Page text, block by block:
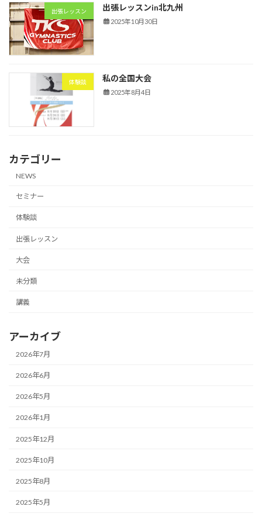
出張レッスン 出張レッスンin北九州
2025年10月30日
体験談 私の全国大会
2025年8月4日
カテゴリー
NEWS
セミナー
体験談
出張レッスン
大会
未分類
講義
アーカイブ
2026年7月
2026年6月
2026年5月
2026年1月
2025年12月
2025年10月
2025年8月
2025年5月